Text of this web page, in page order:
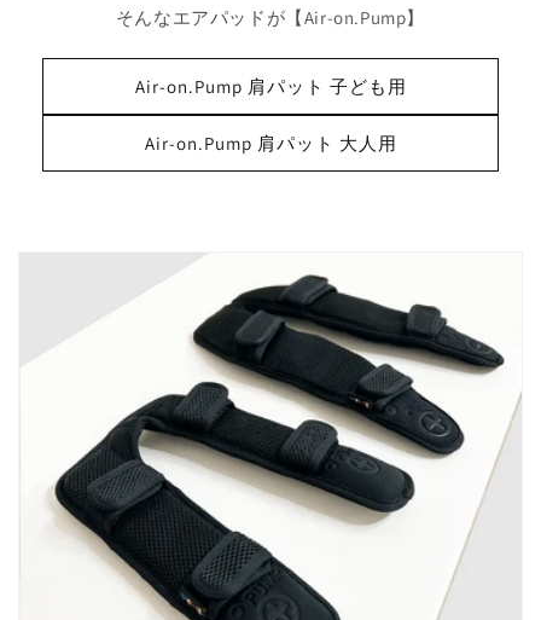
そんなエアパッドが【Air-on.Pump】
Air-on.Pump 肩パット 子ども用
Air-on.Pump 肩パット 大人用